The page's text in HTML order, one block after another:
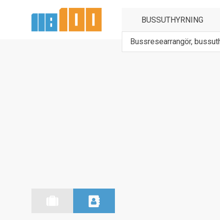
Bussresearrangör,